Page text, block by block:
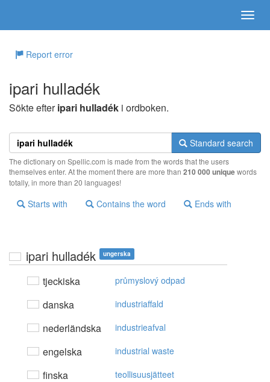
Report error
ipari hulladék
Sökte efteripari hulladék i ordboken.
Standard search
The dictionary on Spellic.com is made from the words that the users
themselves enter. At the moment there are more than 210 000 uniquewords
totally, in more than 20 languages!
Starts with Contains the word Ends with
ipari hulladék ungerska
tjeckiska průmyslový odpad
danska industriaffald
nederländska industrieafval
engelska industrial waste
finska teollisuusjätteet